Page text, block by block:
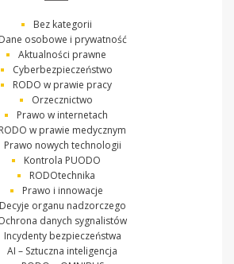
Bez kategorii
Dane osobowe i prywatność
Aktualności prawne
Cyberbezpieczeństwo
RODO w prawie pracy
Orzecznictwo
Prawo w internetach
RODO w prawie medycznym
Prawo nowych technologii
Kontrola PUODO
RODOtechnika
Prawo i innowacje
Decyje organu nadzorczego
danych sygnalistów
Incydenty bezpieczeństwa
AI – Sztuczna inteligencja